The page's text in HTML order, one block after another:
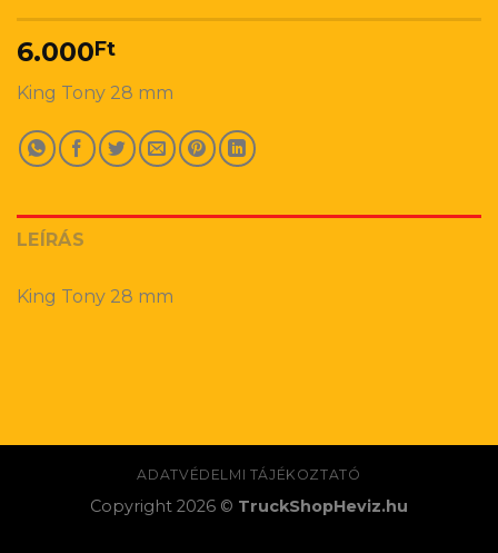
6.000Ft
King Tony 28 mm
LEÍRÁS
King Tony 28 mm
ADATVÉDELMI TÁJÉKOZTATÓ
Copyright 2026 © TruckShopHeviz.hu